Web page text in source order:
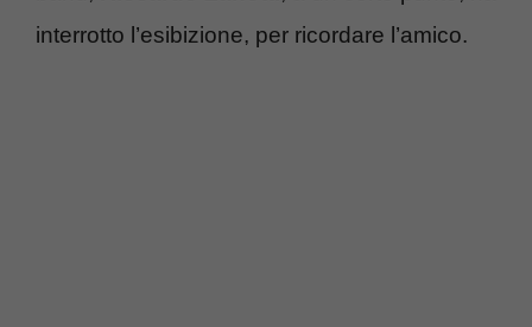
interrotto l’esibizione, per ricordare l’amico.